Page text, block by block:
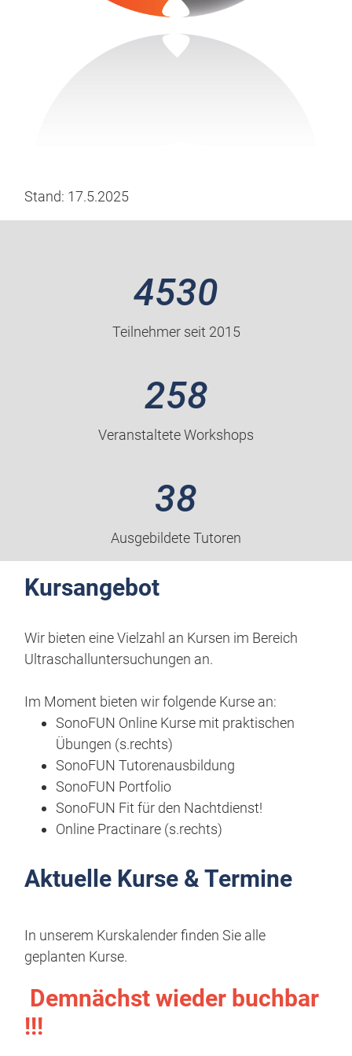
Stand: 17.5.2025
4530
Teilnehmer seit 2015
258
Veranstaltete Workshops
38
Ausgebildete Tutoren
Kursangebot
Wir bieten eine Vielzahl an Kursen im Bereich
Ultraschalluntersuchungen an.
Im Moment bieten wir folgende Kurse an:
SonoFUN Online Kurse mit praktischen
Übungen (s.rechts)
SonoFUN Tutorenausbildung
SonoFUN Portfolio
SonoFUN Fit für den Nachtdienst!
Online Practinare (s.rechts)
Aktuelle Kurse & Termine
In unserem Kurskalender finden Sie alle
geplanten Kurse.
Demnächst wieder buchbar
!!!